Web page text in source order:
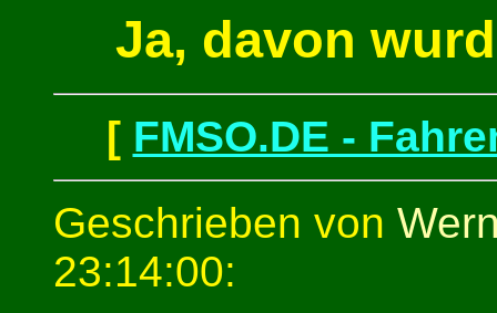
Ja, davon
[ FMSO.DE -
Geschrieben von
23:14:00: